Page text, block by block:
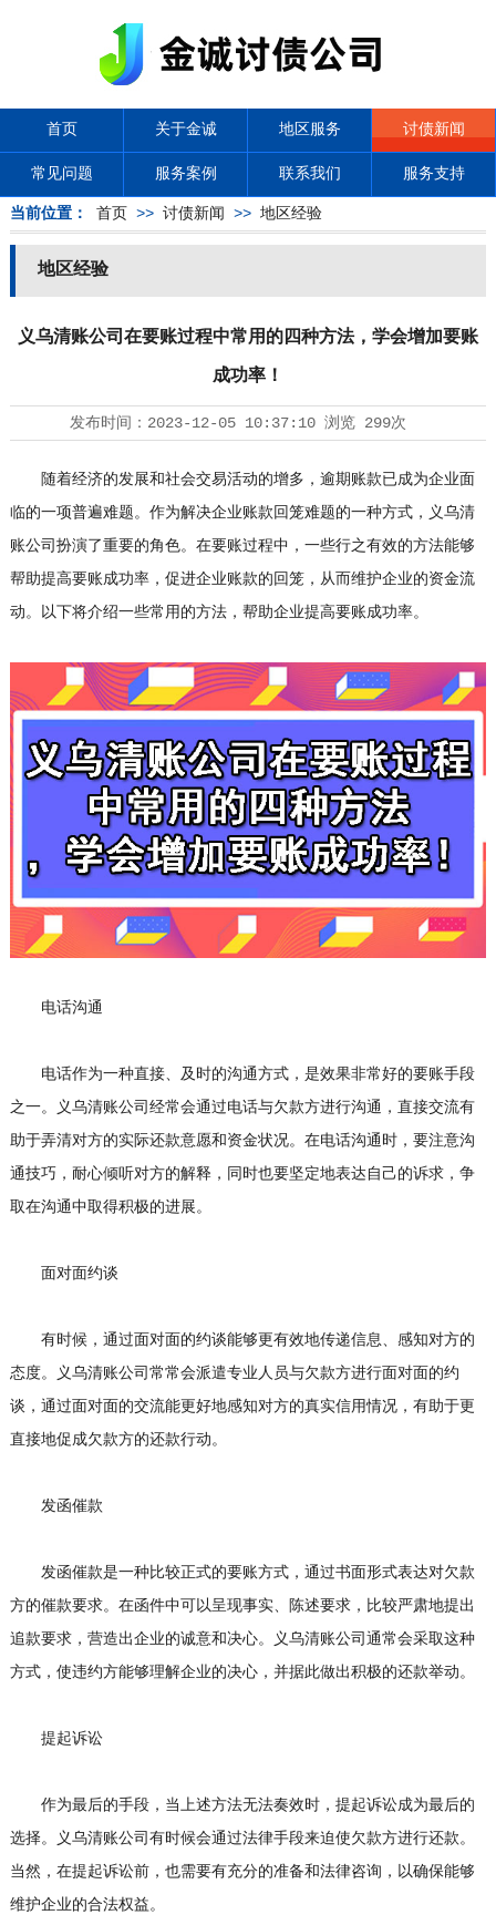
首页 关于金诚 地区服务 讨债新闻
常见问题 服务案例 联系我们 服务支持
当前位置： 首页 >> 讨债新闻 >> 地区经验
地区经验
义乌清账公司在要账过程中常用的四种方法，学会增加要账
成功率！
发布时间： 2023-12-05 10:37:10浏览 299次
随着经济的发展和社会交易活动的增多，逾期账款已成为企业面
临的一项普遍难题。作为解决企业账款回笼难题的一种方式，义乌清
账公司扮演了重要的角色。在要账过程中，一些行之有效的方法能够
帮助提高要账成功率，促进企业账款的回笼，从而维护企业的资金流
动。以下将介绍一些常用的方法，帮助企业提高要账成功率。
电话沟通
电话作为一种直接、及时的沟通方式，是效果非常好的要账手段
之一。义乌清账公司经常会通过电话与欠款方进行沟通，直接交流有
助于弄清对方的实际还款意愿和资金状况。在电话沟通时，要注意沟
通技巧，耐心倾听对方的解释，同时也要坚定地表达自己的诉求，争
取在沟通中取得积极的进展。
面对面约谈
有时候，通过面对面的约谈能够更有效地传递信息、感知对方的
态度。义乌清账公司常常会派遣专业人员与欠款方进行面对面的约
谈，通过面对面的交流能更好地感知对方的真实信用情况，有助于更
直接地促成欠款方的还款行动。
发函催款
发函催款是一种比较正式的要账方式，通过书面形式表达对欠款
方的催款要求。在函件中可以呈现事实、陈述要求，比较严肃地提出
追款要求，营造出企业的诚意和决心。义乌清账公司通常会采取这种
方式，使违约方能够理解企业的决心，并据此做出积极的还款举动。
提起诉讼
作为最后的手段，当上述方法无法奏效时，提起诉讼成为最后的
选择。义乌清账公司有时候会通过法律手段来迫使欠款方进行还款。
当然，在提起诉讼前，也需要有充分的准备和法律咨询，以确保能够
维护企业的合法权益。